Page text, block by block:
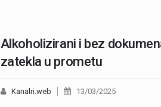
Alkoholizirani i bez
zatekla u prometu
Kanalri.web 13/03/2025